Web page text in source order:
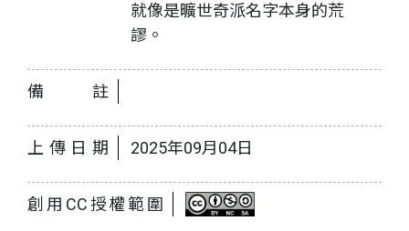
就像是曠世奇派名字本身的荒
謬。
備註
上傳日期 2025年09月04日
創用CC授權範圍